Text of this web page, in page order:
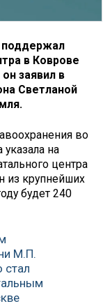
поддержал
в Коврове
заявил в
Светланой
во
указала на
центра
из крупнейших
будет 240
М.П.
стал